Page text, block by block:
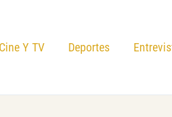
Cine Y TV Deportes